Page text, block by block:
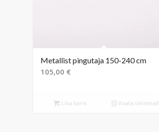
Metallist pingutaja 150-240 cm
105,00 €
Lisa korvi Vaata lähemalt